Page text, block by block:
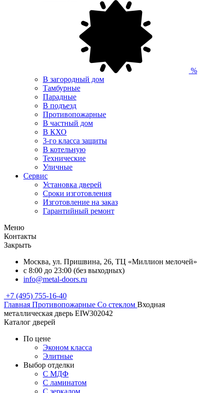
%
В загородный дом
Тамбурные
Парадные
В подъезд
Противопожарные
В частный дом
В КХО
3-го класса защиты
В котельную
Технические
Уличные
Сервис
Установка дверей
Сроки изготовления
Изготовление на заказ
Гарантийный ремонт
Меню
Контакты
Закрыть
Москва, ул. Пришвина, 26, ТЦ «Миллион мелочей»
с 8:00 до 23:00 (без выходных)
info@metal-doors.ru
+7 (495) 755-16-40
Главная Противопожарные Со стеклом Входная
металлическая дверь EIW302042
Каталог дверей
По цене
Эконом класса
Элитные
Выбор отделки
С МДФ
С ламинатом
С зеркалом